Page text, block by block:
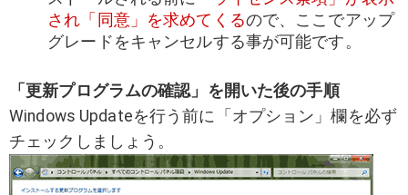
され「同意」を求めてくるので、ここでアップ
グレードをキャンセルする事が可能です。
「更新プログラムの確認」を開いた後の手順
Windows Updateを行う前に「オプション」欄を必ず
チェックしましょう。